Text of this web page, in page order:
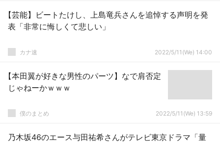
【芸能】ビートたけし、上島竜兵さんを追悼する声明を発
表「非常に悔しくて悲しい」
カナ速 2022/5/11(We) 14:00
【本田翼が好きな男性のパーツ】なで肩否定
じゃねーかｗｗｗ
僕のまとめ 2022/5/11(We) 13:59
乃木坂46のエース与田祐希さんがテレビ東京ドラマ「量